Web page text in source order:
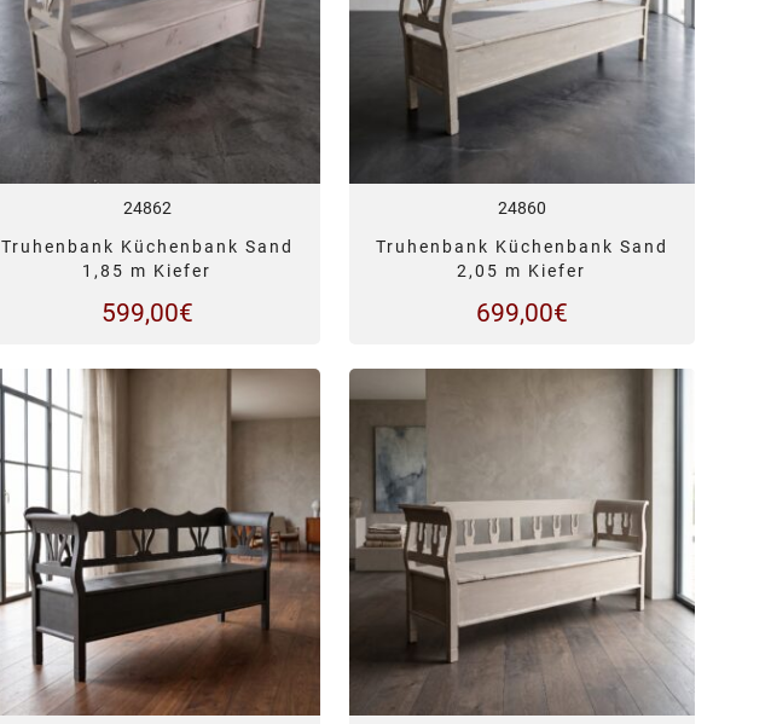
24862
Truhenbank Küchenbank Sand
1,85 m Kiefer
599,00€
24860
Truhenbank Küchenbank Sand
2,05 m Kiefer
699,00€